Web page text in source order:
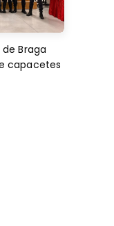
Braga
capacetes